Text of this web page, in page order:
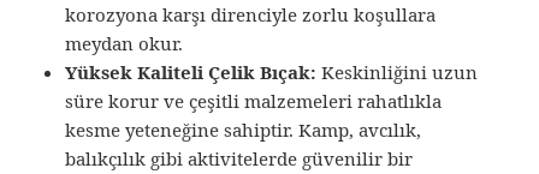
korozyona karşı direnciyle zorlu koşullara
meydan okur.
Yüksek Kaliteli Çelik Bıçak: Keskinliğini uzun
süre korur ve çeşitli malzemeleri rahatlıkla
kesme yeteneğine sahiptir. Kamp, avcılık,
balıkçılık gibi aktivitelerde güvenilir bir